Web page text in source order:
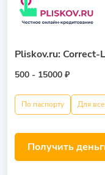
Pliskov.ru: Correct-
500 - 15000 ₽
По паспорту Для
Получить